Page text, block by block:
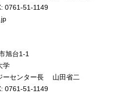
0761-51-1149
旭台1-1
学
ーセンター長 山田省二
0761-51-1149